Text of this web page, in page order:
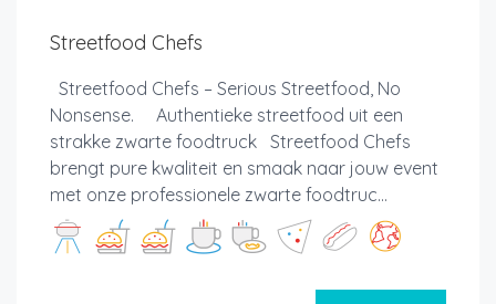
Streetfood Chefs
Streetfood Chefs – Serious Streetfood, No
Nonsense. Authentieke streetfood uit een
strakke zwarte foodtruck Streetfood Chefs
brengt pure kwaliteit en smaak naar jouw event
met onze professionele zwarte foodtruc...